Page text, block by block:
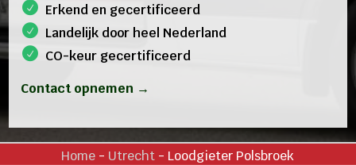
Erkend en gecertificeerd
Landelijk door heel Nederland
CO-keur gecertificeerd
Contact opnemen →
Home - Utrecht - Loodgieter Polsbroek